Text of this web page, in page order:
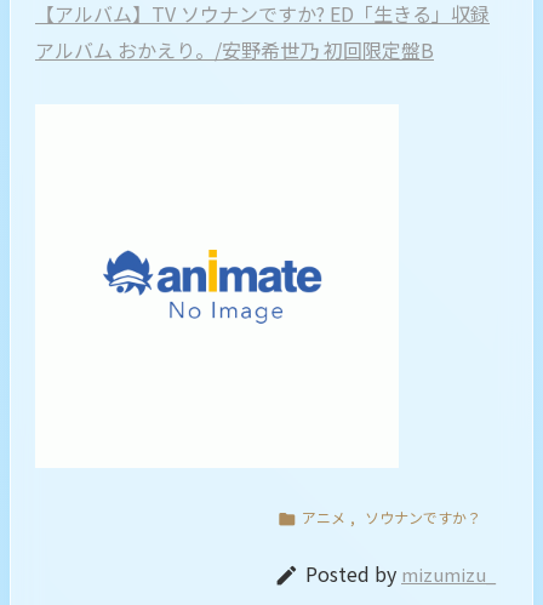
【アルバム】TV ソウナンですか? ED「生きる」収録
アルバム おかえり。/安野希世乃 初回限定盤B
 アニメ , ソウナンですか？
 Posted by mizumizu_